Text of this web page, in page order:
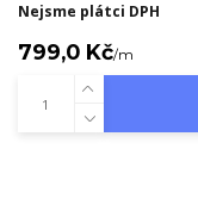
Nejsme plátci DPH
799,0 Kč/m